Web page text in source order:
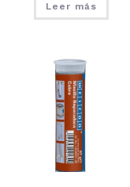
Leer más